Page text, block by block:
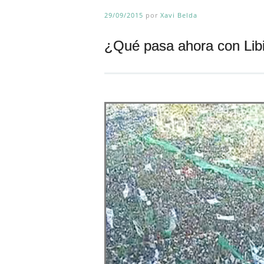
29/09/2015 por Xavi Belda
¿Qué pasa ahora con